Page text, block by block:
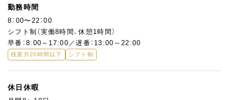
勤務時間
8：00〜22：00
シフト制（実働8時間、休憩1時間）
早番：8:00～17:00／遅番：13:00～22:00
残業月20時間以下 シフト制
休日休暇